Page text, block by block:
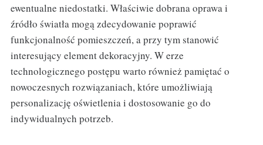
ewentualne niedostatki. Właściwie dobrana oprawa i
źródło światła mogą zdecydowanie poprawić
funkcjonalność pomieszczeń, a przy tym stanowić
interesujący element dekoracyjny. W erze
technologicznego postępu warto również pamiętać o
nowoczesnych rozwiązaniach, które umożliwiają
personalizację oświetlenia i dostosowanie go do
indywidualnych potrzeb.